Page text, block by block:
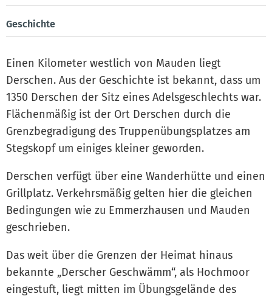
Geschichte
Einen Kilometer westlich von Mauden liegt
Derschen. Aus der Geschichte ist bekannt, dass um
1350 Derschen der Sitz eines Adelsgeschlechts war.
Flächenmäßig ist der Ort Derschen durch die
Grenzbegradigung des Truppenübungsplatzes am
Stegskopf um einiges kleiner geworden.
Derschen verfügt über eine Wanderhütte und einen
Grillplatz. Verkehrsmäßig gelten hier die gleichen
Bedingungen wie zu Emmerzhausen und Mauden
geschrieben.
Das weit über die Grenzen der Heimat hinaus
bekannte „Derscher Geschwämm“, als Hochmoor
eingestuft, liegt mitten im Übungsgelände des